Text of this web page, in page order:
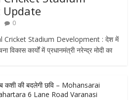
Update
0
Cricket Stadium Development : देश में
विकास कार्यों में प्रधानमंत्री नरेन्द्र मोदी का
कशी की बदलेगी छवि – Mohansarai
6 Lane Road Varanasi